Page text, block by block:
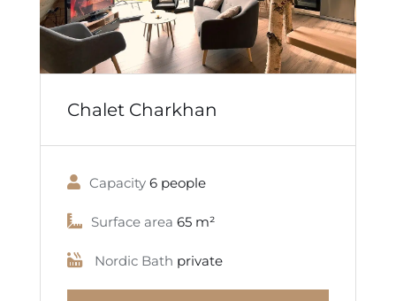
Chalet Charkhan
Capacity 6 people
Surface area 65 m²
Nordic Bath private